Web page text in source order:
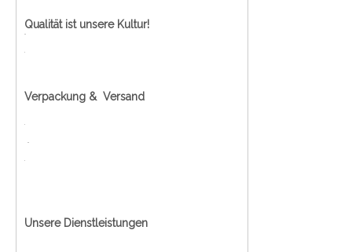
Qualität ist unsere Kultur!
Verpackung & Versand
Unsere Dienstleistungen